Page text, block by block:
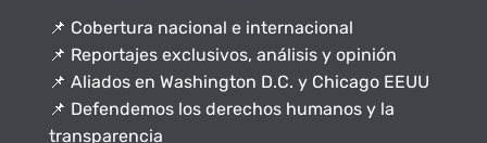
📌 Cobertura nacional e internacional
📌 Reportajes exclusivos, análisis y opinión
📌 Aliados en Washington D.C. y Chicago EEUU
📌 Defendemos los derechos humanos y la
transparencia